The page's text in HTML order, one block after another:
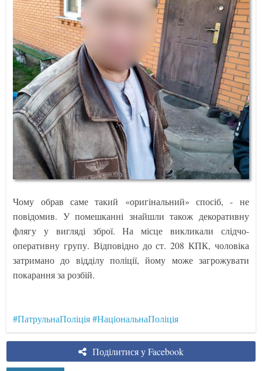
Чому обрав саме такий «оригінальний» спосіб, - не
повідомив. У помешканні знайшли також декоративну
флягу у вигляді зброї. На місце викликали слідчо-
оперативну групу. Відповідно до ст. 208 КПК, чоловіка
затримано до відділу поліції, йому може загрожувати
покарання за розбій.
#ПатрульнаПоліція #НаціональнаПоліція
Поділитися у Facebook